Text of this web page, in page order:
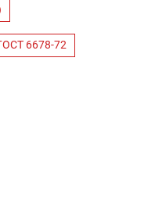
6678-72